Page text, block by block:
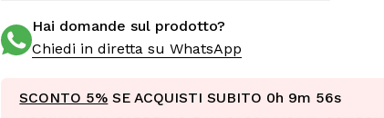
Hai domande sul prodotto?
Chiedi in diretta su WhatsApp
SCONTO 5% SE ACQUISTI SUBITO 0h 9m 55s